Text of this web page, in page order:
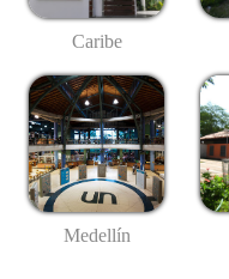
Caribe
Medellín